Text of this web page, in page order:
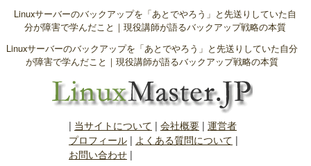
Linuxサーバーのバックアップを「あとでやろう」と先送りしていた自
分が障害で学んだこと｜現役講師が語るバックアップ戦略の本質
Linuxサーバーのバックアップを「あとでやろう」と先送りしていた自分
が障害で学んだこと｜現役講師が語るバックアップ戦略の本質
| 当サイトについて | 会社概要| 運営者
プロフィール| よくある質問について |
お問い合わせ|